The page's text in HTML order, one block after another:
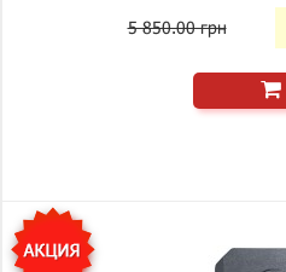
5 850.00 грн